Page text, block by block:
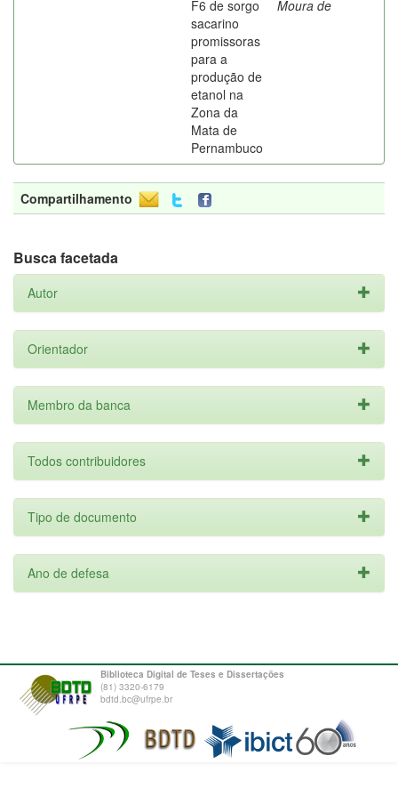
F6 de sorgo
sacarino
promissoras
para a
produção de
etanol na
Zona da
Mata de
Pernambuco
Moura de
Compartilhamento
Busca facetada
Autor
Orientador
Membro da banca
Todos contribuidores
Tipo de documento
Ano de defesa
Biblioteca Digital de Teses e Dissertações
(81) 3320-6179
bdtd.bc@ufrpe.br